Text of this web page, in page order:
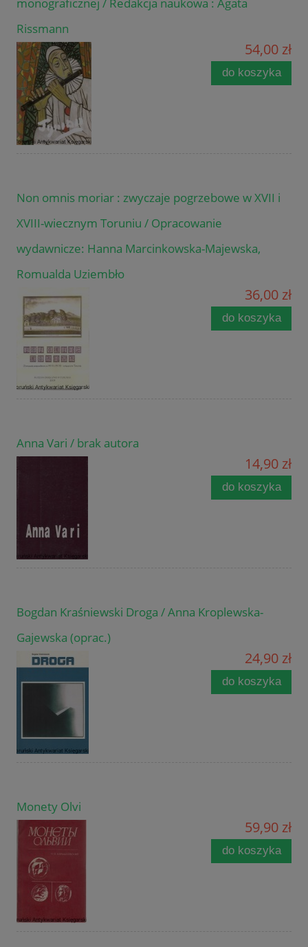
Rissmann
54,00 zł
do koszyka
Non omnis moriar : zwyczaje pogrzebowe w XVII i
XVIII-wiecznym Toruniu / Opracowanie
wydawnicze: Hanna Marcinkowska-Majewska,
Romualda Uziembło
36,00 zł
do koszyka
Anna Vari / brak autora
14,90 zł
do koszyka
Bogdan Kraśniewski Droga / Anna Kroplewska-
Gajewska (oprac.)
24,90 zł
do koszyka
Monety Olvi
59,90 zł
do koszyka